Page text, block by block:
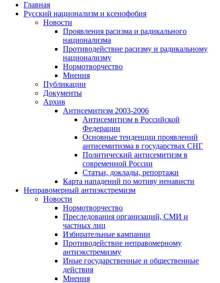
Главная
Русский национализм и ксенофобия
Новости
Проявления расизма и радикального
национализма
Противодействие расизму и радикальному
национализму
Нормотворчество
Мнения
Публикации
Документы
Архив
Антисемитизм 2003-2006
Антисемитизм в Российской
Федерации
Основные тенденции проявлений
антисемитизма в государствах СНГ
Политический антисемитизм в
современной России
Статьи, доклады, репортажи
Карта нападений по мотиву ненависти
Неправомерный антиэкстремизм
Новости
Нормотворчество
Преследования организаций, СМИ и
частных лиц
Избирательные кампании
Противодействие неправомерному
антиэкстремизму
Иные государственные и общественные
действия
Мнения